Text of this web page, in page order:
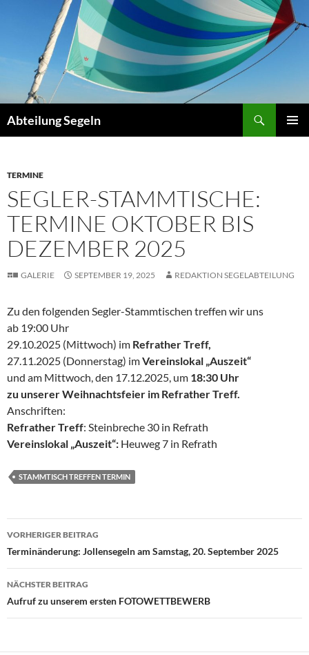
Abteilung Segeln
TERMINE
SEGLER-STAMMTISCHE:
TERMINE OKTOBER BIS
DEZEMBER 2025
GALERIE SEPTEMBER 19, 2025 REDAKTION SEGELABTEILUNG
Zu den folgenden Segler-Stammtischen treffen wir uns
ab 19:00 Uhr
29.10.2025 (Mittwoch) im Refrather Treff,
27.11.2025 (Donnerstag) imVereinslokal „Auszeit“
und am Mittwoch, den 17.12.2025, um 18:30 Uhr
zu unserer Weihnachtsfeier im Refrather Treff.
Anschriften:
Refrather Treff: Steinbreche 30 in Refrath
Vereinslokal „Auszeit“: Heuweg 7 in Refrath
STAMMTISCH TREFFEN TERMIN
Beitragsnavigation
VORHERIGER BEITRAG
Terminänderung: Jollensegeln am Samstag, 20. September 2025
NÄCHSTER BEITRAG
Aufruf zu unserem ersten FOTOWETTBEWERB